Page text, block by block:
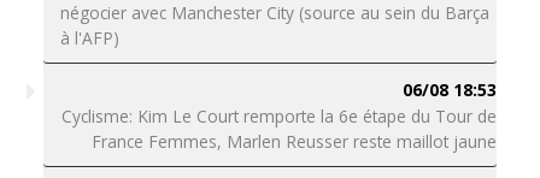
négocier avec Manchester City (source au sein du Barça
à l'AFP)
06/08 18:53
Cyclisme: Kim Le Court remporte la 6e étape du Tour de
France Femmes, Marlen Reusser reste maillot jaune